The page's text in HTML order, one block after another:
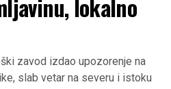
lokalno
zavod izdao upozorenje na
slab vetar na severu i istoku